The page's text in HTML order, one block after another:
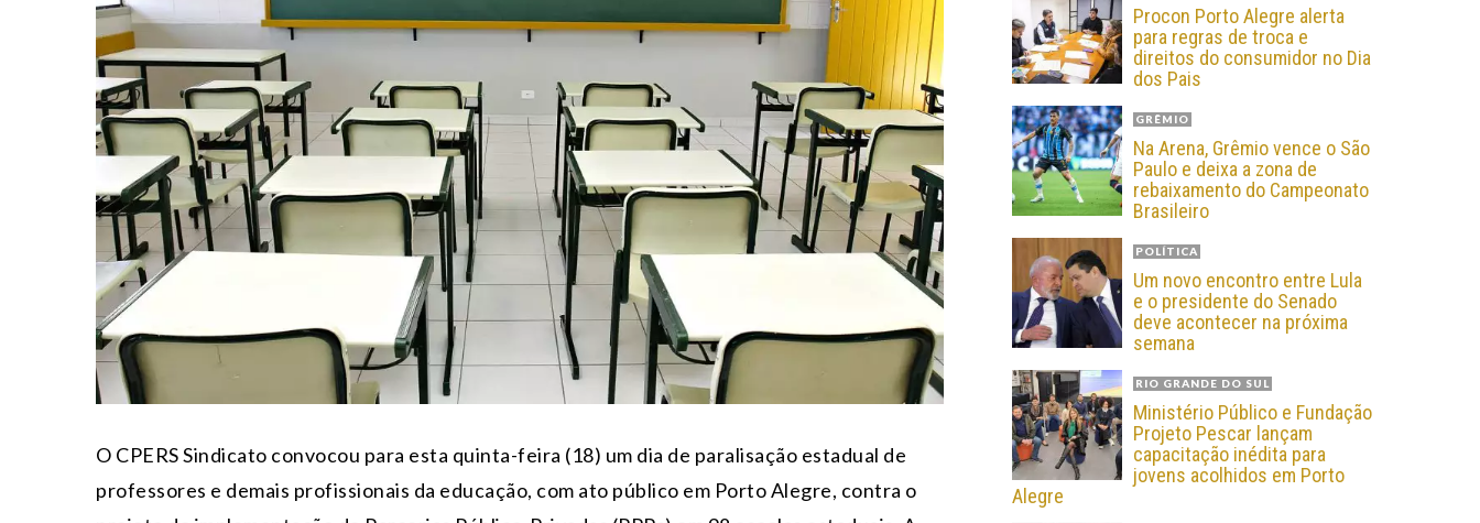
O CPERS Sindicato convocou para esta quinta-feira (18) um dia de paralisação estadual de
professores e demais profissionais da educação, com ato público em Porto Alegre, contra o
Procon Porto Alegre alerta
para regras de troca e
direitos do consumidor no Dia
dos Pais
GRÊMIO
Na Arena, Grêmio vence o São
Paulo e deixa a zona de
rebaixamento do Campeonato
Brasileiro
POLÍTICA
Um novo encontro entre Lula
e o presidente do Senado
deve acontecer na próxima
semana
RIO GRANDE DO SUL
Ministério Público e Fundação
Projeto Pescar lançam
capacitação inédita para
jovens acolhidos em Porto
Alegre